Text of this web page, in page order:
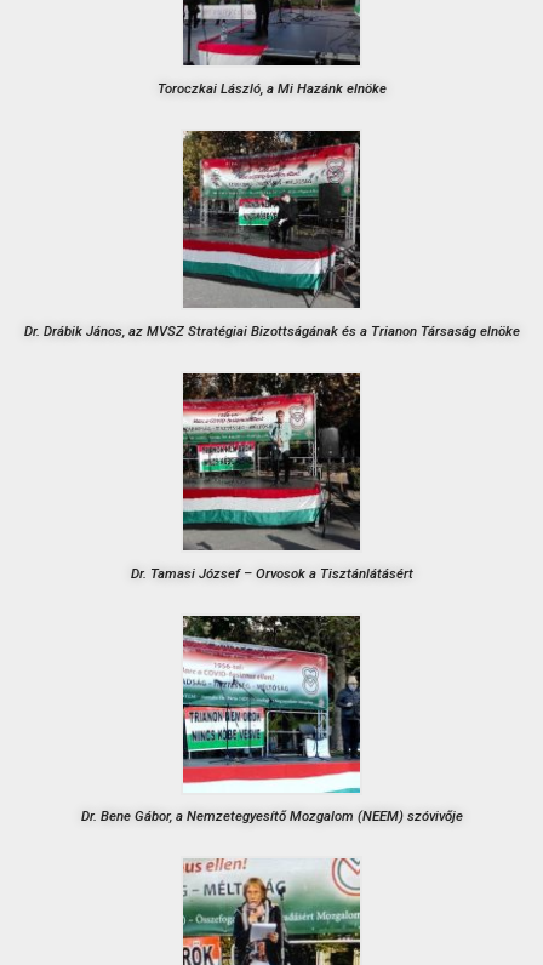
Toroczkai László, a Mi Hazánk elnöke
Dr. Drábik János, az MVSZ Stratégiai Bizottságának és a Trianon Társaság elnöke
Dr. Tamasi József – Orvosok a Tisztánlátásért
Dr. Bene Gábor, a Nemzetegyesítő Mozgalom (NEEM) szóvivője